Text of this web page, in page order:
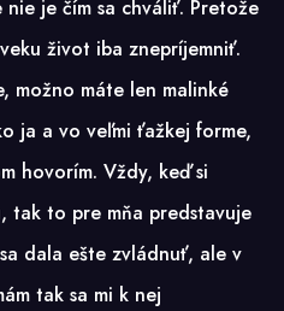
je čím sa chváliť. Pretože
život iba znepríjemniť.
možno máte len malinké
ja a vo veľmi ťažkej forme,
hovorím. Vždy, keď si
tak to pre mňa predstavuje
dala ešte zvládnuť, ale v
tak sa mi k nej